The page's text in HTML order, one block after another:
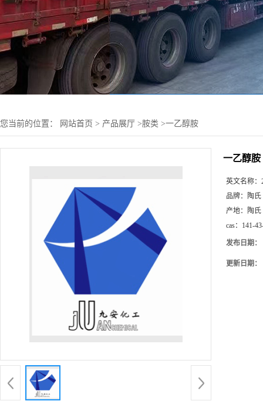
您当前的位置： 网站首页 > 产品展厅 >胺类 >一乙醇胺
一乙醇胺
英文名称：
品牌：
陶氏
产地：
陶氏
cas： 141-
发布日期：
更新日期：